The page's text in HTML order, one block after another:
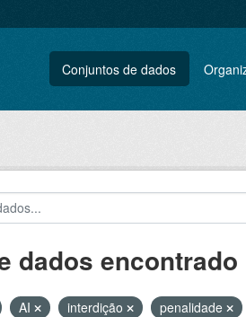
Conjuntos de dados
dados encontrado
AI interdição
penalidade